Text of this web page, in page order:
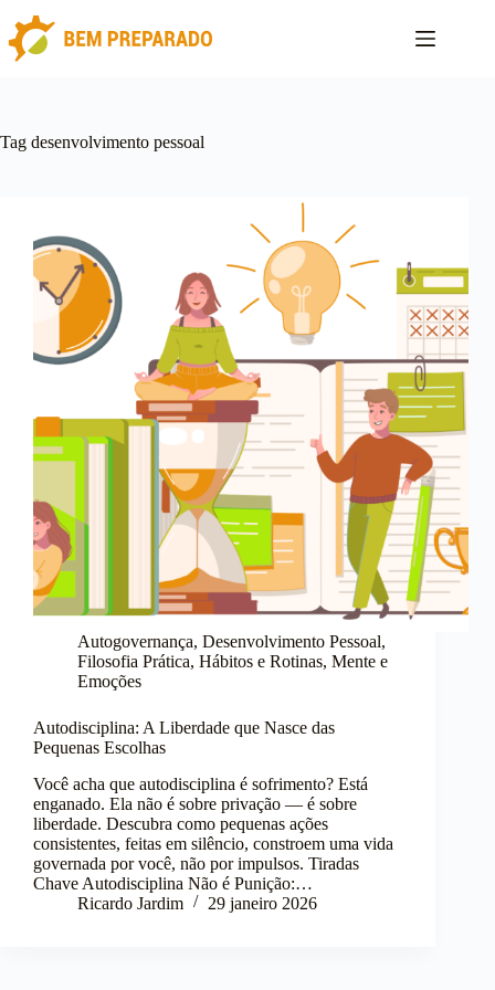
para
conteúdo
Tag desenvolvimento pessoal
Autogovernança, Desenvolvimento Pessoal,
Filosofia Prática, Hábitos e Rotinas, Mente e
Emoções
Autodisciplina: A Liberdade que Nasce das
Pequenas Escolhas
Você acha que autodisciplina é sofrimento? Está
enganado. Ela não é sobre privação — é sobre
liberdade. Descubra como pequenas ações
consistentes, feitas em silêncio, constroem uma vida
governada por você, não por impulsos. Tiradas
Chave Autodisciplina Não é Punição:…
Ricardo Jardim
29 janeiro 2026